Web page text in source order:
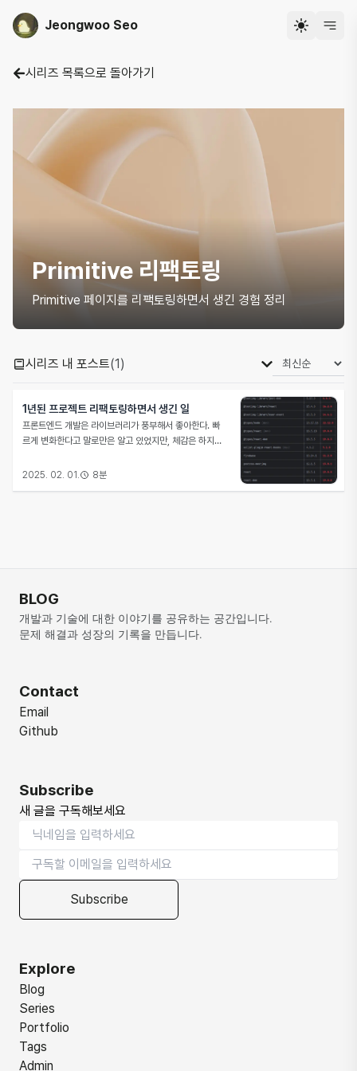
Jeongwoo Seo
시리즈 목록으로 돌아가기
Primitive 리팩토링
Primitive 페이지를 리팩토링하면서 생긴 경험 정리
시리즈 내 포스트(1)
1년된 프로젝트 리팩토링하면서 생긴 일
프론트엔드 개발은 라이브러리가 풍부해서 좋아한다. 빠
르게 변화한다고 말로만은 알고 있었지만, 체감은 하지
토링하게 되면서 몸으로 체득하게 되었다. 프리미티브 프
2025. 02. 01. 8분
BLOG
개발과 기술에 대한 이야기를 공유하는 공간입니다.
문제 해결과 성장의 기록을 만듭니다.
Contact
Email
Github
Subscribe
새 글을 구독해보세요
Subscribe
Explore
Blog
Series
Portfolio
Tags
Admin